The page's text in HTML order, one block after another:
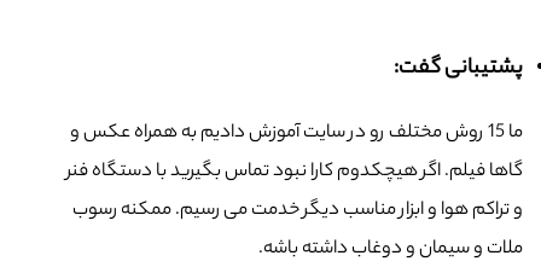
پشتیبانی گفت:
ما 15 روش مختلف رو در سایت آموزش دادیم به همراه عکس و
گاها فیلم. اگر هیچکدوم کارا نبود تماس بگیرید با دستگاه فنر
و تراکم هوا و ابزار مناسب دیگر خدمت می رسیم. ممکنه رسوب
ملات و سیمان و دوغاب داشته باشه.